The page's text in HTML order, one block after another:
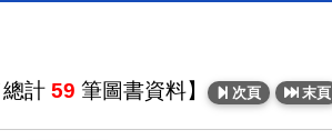
計 59 筆圖書資料】 次頁 末頁